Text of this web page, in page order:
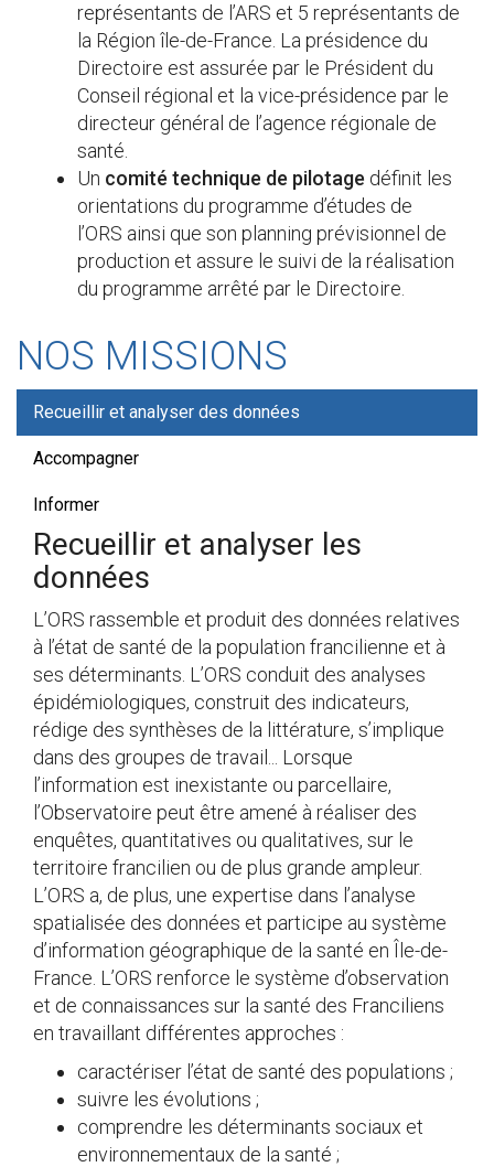
représentants de l’ARS et 5 représentants de
la Région île-de-France. La présidence du
Directoire est assurée par le Président du
Conseil régional et la vice-présidence par le
directeur général de l’agence régionale de
santé.
Un comité technique de pilotage définit les
orientations du programme d’études de
l’ORS ainsi que son planning prévisionnel de
production et assure le suivi de la réalisation
du programme arrêté par le Directoire.
NOS MISSIONS
Recueillir et analyser des données
Accompagner
Informer
Recueillir et analyser les
données
L’ORS rassemble et produit des données relatives
à l’état de santé de la population francilienne et à
ses déterminants. L’ORS conduit des analyses
épidémiologiques, construit des indicateurs,
rédige des synthèses de la littérature, s’implique
dans des groupes de travail... Lorsque
l’information est inexistante ou parcellaire,
l’Observatoire peut être amené à réaliser des
enquêtes, quantitatives ou qualitatives, sur le
territoire francilien ou de plus grande ampleur.
L’ORS a, de plus, une expertise dans l’analyse
spatialisée des données et participe au système
d’information géographique de la santé en Île-de-
France. L’ORS renforce le système d’observation
et de connaissances sur la santé des Franciliens
en travaillant différentes approches :
caractériser l’état de santé des populations ;
suivre les évolutions ;
comprendre les déterminants sociaux et
environnementaux de la santé ;